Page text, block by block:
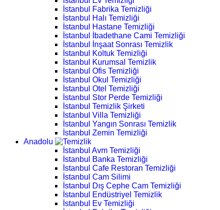
İstanbul Fabrika Temizliği
İstanbul Halı Temizliği
İstanbul Hastane Temizliği
İstanbul İbadethane Cami Temizliği
İstanbul İnşaat Sonrası Temizlik
İstanbul Koltuk Temizliği
İstanbul Kurumsal Temizlik
İstanbul Ofis Temizliği
İstanbul Okul Temizliği
İstanbul Otel Temizliği
İstanbul Stor Perde Temizliği
İstanbul Temizlik Şirketi
İstanbul Villa Temizliği
İstanbul Yangın Sonrası Temizlik
İstanbul Zemin Temizliği
Anadolu
İstanbul Avm Temizliği
İstanbul Banka Temizliği
İstanbul Cafe Restoran Temizliği
İstanbul Cam Silimi
İstanbul Dış Cephe Cam Temizliği
İstanbul Endüstriyel Temizlik
İstanbul Ev Temizliği